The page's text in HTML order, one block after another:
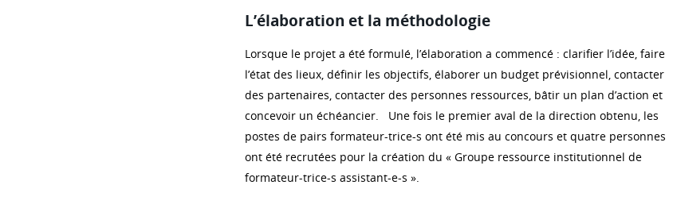
L’élaboration et la méthodologie
Lorsque le projet a été formulé, l’élaboration a commencé : clarifier l’idée, faire
l’état des lieux, définir les objectifs, élaborer un budget prévisionnel, contacter
des partenaires, contacter des personnes ressources, bâtir un plan d’action et
concevoir un échéancier. Une fois le premier aval de la direction obtenu, les
postes de pairs formateur-trice-s ont été mis au concours et quatre personnes
ont été recrutées pour la création du « Groupe ressource institutionnel de
formateur-trice-s assistant-e-s ».